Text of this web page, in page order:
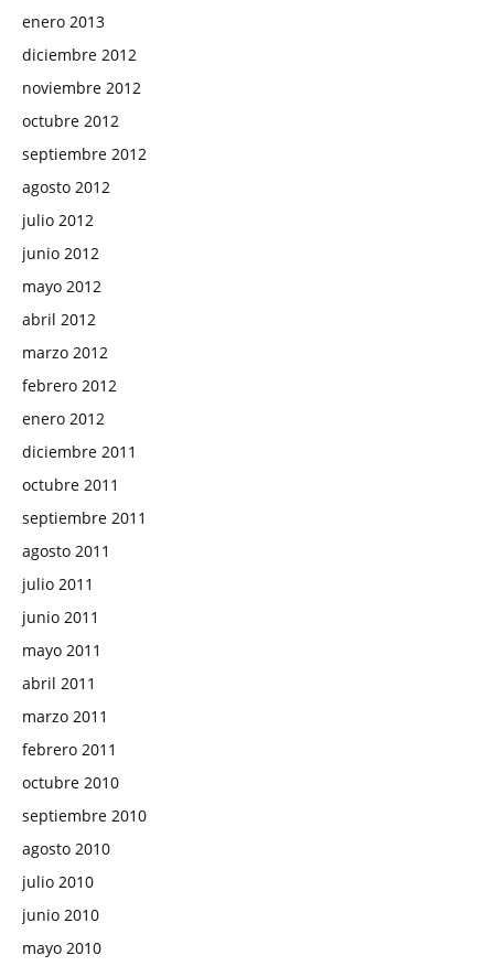
enero 2013
diciembre 2012
noviembre 2012
octubre 2012
septiembre 2012
agosto 2012
julio 2012
junio 2012
mayo 2012
abril 2012
marzo 2012
febrero 2012
enero 2012
diciembre 2011
octubre 2011
septiembre 2011
agosto 2011
julio 2011
junio 2011
mayo 2011
abril 2011
marzo 2011
febrero 2011
octubre 2010
septiembre 2010
agosto 2010
julio 2010
junio 2010
mayo 2010